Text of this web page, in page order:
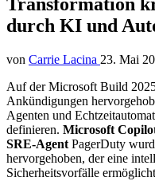
Transformation
durch KI und
von Carrie Lacina 23. Mai
Auf der Microsoft Build
Ankündigungen
Agenten und
definieren. Microsoft
SRE-Agent PagerDuty
hervorgehoben, der eine
Sicherheitsvorfälle